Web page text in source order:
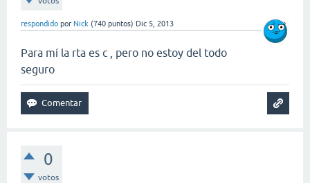
respondido por Nick (740 puntos) Dic 5, 2013
Para mí la rta es c , pero no estoy del todo
seguro
0
votos